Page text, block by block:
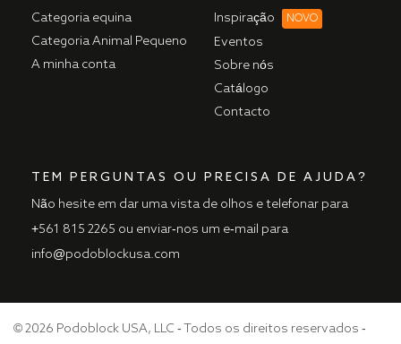
Categoria equina
Categoria Animal Pequeno
A minha conta
Inspiração NOVO
Eventos
Sobre nós
Catálogo
Contacto
TEM PERGUNTAS OU PRECISA DE AJUDA?
Não hesite em dar uma vista de olhos e telefonar para
+561 815 2265 ou enviar-nos um e-mail para
info@podoblockusa.com
© 2026 Podoblock USA, LLC - Todos os direitos reservados -